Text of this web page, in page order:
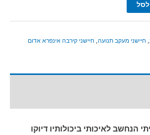
, חיישני מעקב תנועה, חיישני קירבה אינפרא אדום
הנחשב לאיכותי ביכולותיו דיוקו